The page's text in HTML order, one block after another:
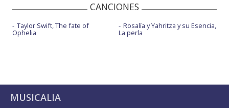
CANCIONES
Taylor Swift, The fate of
Ophelia
Rosalía y Yahritza y su Esencia,
La perla
MUSICALIA